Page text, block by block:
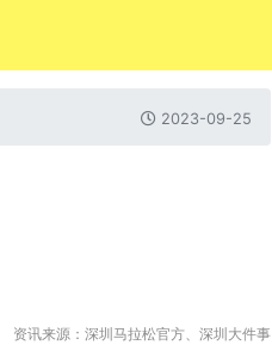
2023-09-25
资讯来源：深圳马拉松官方、深圳大件事